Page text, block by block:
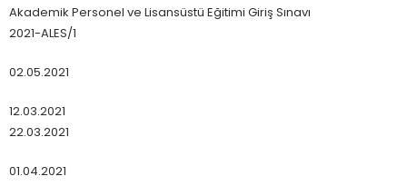
Akademik Personel ve Lisansüstü Eğitimi Giriş Sınavı
2021-ALES/1
02.05.2021
12.03.2021
22.03.2021
01.04.2021